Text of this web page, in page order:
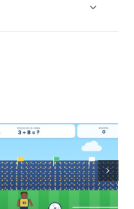
Partido de sumas